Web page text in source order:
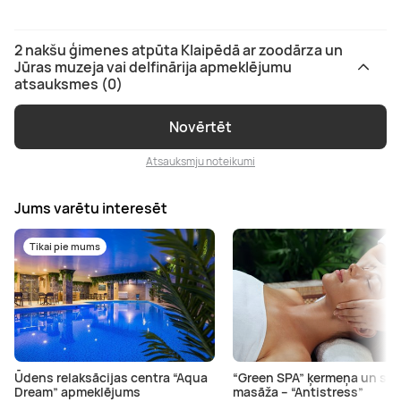
2 nakšu ģimenes atpūta Klaipēdā ar zoodārza un
Jūras muzeja vai delfinārija apmeklējumu
atsauksmes (0)
Novērtēt
Atsauksmju noteikumi
Jums varētu interesēt
Tikai pie mums
Ūdens relaksācijas centra “Aqua
Dream” apmeklējums
“Green SPA” ķermeņa un
masāža – “Antistress”